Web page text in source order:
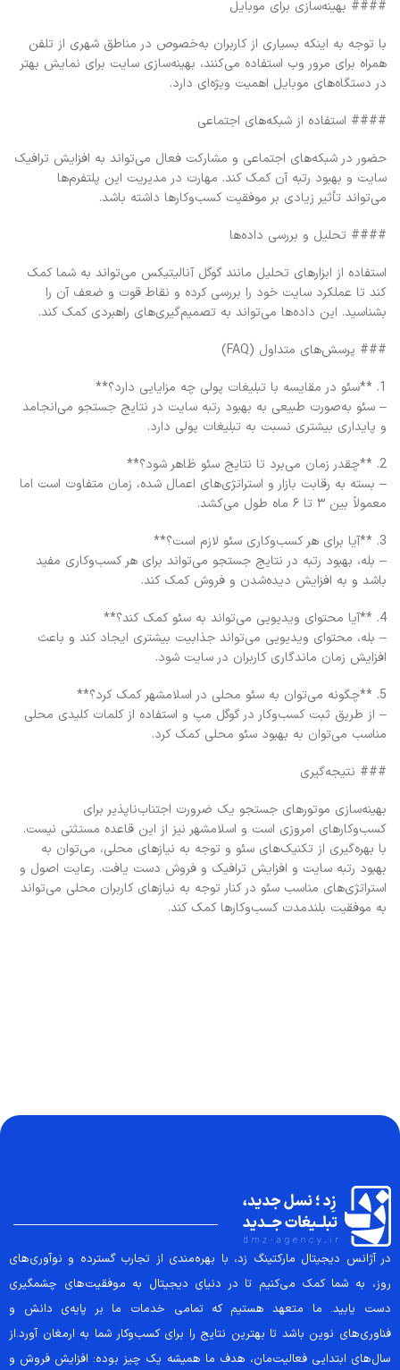
#### بهینه‌سازی برای موبایل
با توجه به اینکه بسیاری از کاربران به‌خصوص در مناطق شهری از تلفن
همراه برای مرور وب استفاده می‌کنند، بهینه‌سازی سایت برای نمایش بهتر
در دستگاه‌های موبایل اهمیت ویژه‌ای دارد.
#### استفاده از شبکه‌های اجتماعی
حضور در شبکه‌های اجتماعی و مشارکت فعال می‌تواند به افزایش ترافیک
سایت و بهبود رتبه آن کمک کند. مهارت در مدیریت این پلتفرم‌ها
می‌تواند تأثیر زیادی بر موفقیت کسب‌وکارها داشته باشد.
#### تحلیل و بررسی داده‌ها
استفاده از ابزارهای تحلیل مانند گوگل آنالیتیکس می‌تواند به شما کمک
کند تا عملکرد سایت خود را بررسی کرده و نقاط قوت و ضعف آن را
بشناسید. این داده‌ها می‌تواند به تصمیم‌گیری‌های راهبردی کمک کند.
### پرسش‌های متداول (FAQ)
1. **سئو در مقایسه با تبلیغات پولی چه مزایایی دارد؟**
– سئو به‌صورت طبیعی به بهبود رتبه سایت در نتایج جستجو می‌انجامد
و پایداری بیشتری نسبت به تبلیغات پولی دارد.
2. **چقدر زمان می‌برد تا نتایج سئو ظاهر شود؟**
– بسته به رقابت بازار و استراتژی‌های اعمال شده، زمان متفاوت است اما
معمولاً بین ۳ تا ۶ ماه طول می‌کشد.
3. **آیا برای هر کسب‌وکاری سئو لازم است؟**
– بله، بهبود رتبه در نتایج جستجو می‌تواند برای هر کسب‌وکاری مفید
باشد و به افزایش دیده‌شدن و فروش کمک کند.
4. **آیا محتوای ویدیویی می‌تواند به سئو کمک کند؟**
– بله، محتوای ویدیویی می‌تواند جذابیت بیشتری ایجاد کند و باعث
افزایش زمان ماندگاری کاربران در سایت شود.
5. **چگونه می‌توان به سئو محلی در اسلامشهر کمک کرد؟**
– از طریق ثبت کسب‌وکار در گوگل مپ و استفاده از کلمات کلیدی محلی
مناسب می‌توان به بهبود سئو محلی کمک کرد.
### نتیجه‌گیری
بهینه‌سازی موتورهای جستجو یک ضرورت اجتناب‌ناپذیر برای
کسب‌وکارهای امروزی است و اسلامشهر نیز از این قاعده مستثنی نیست.
با بهره‌گیری از تکنیک‌های سئو و توجه به نیازهای محلی، می‌توان به
بهبود رتبه سایت و افزایش ترافیک و فروش دست یافت. رعایت اصول و
استراتژی‌های مناسب سئو در کنار توجه به نیازهای کاربران محلی می‌تواند
به موفقیت بلندمدت کسب‌وکارها کمک کند.
در آژانس دیجیتال مارکتینگ زد، با بهره‌مندی از تجارب گسترده و نوآوری‌های
روز، به شما کمک می‌کنیم تا در دنیای دیجیتال به موفقیت‌های چشمگیری
دست یابید. ما متعهد هستیم که تمامی خدمات ما بر پایه‌ی دانش و
فناوری‌های نوین باشد تا بهترین نتایج را برای کسب‌وکار شما به ارمغان آورد.از
سال‌های ابتدایی فعالیت‌مان، هدف ما همیشه یک چیز بوده: افزایش فروش و